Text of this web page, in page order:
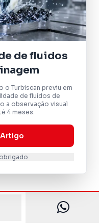
de fluidos
o Turbiscan previu em
de fluidos de
a observação visual
4 meses.